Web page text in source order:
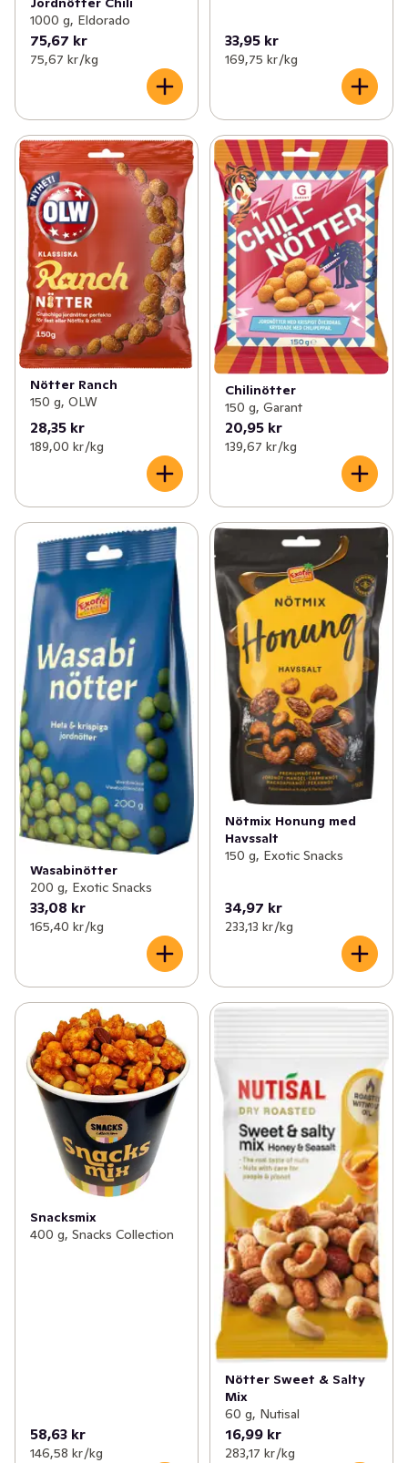
1000 g, Eldorado
75,67 kr
75,67 kr /kg
33,95 kr
169,75 kr /kg
Nötter Ranch
150 g, OLW
28,35 kr
189,00 kr /kg
Chilinötter
150 g, Garant
20,95 kr
139,67 kr /kg
Wasabinötter
200 g, Exotic Snacks
33,08 kr
165,40 kr /kg
Nötmix Honung med
Havssalt
150 g, Exotic Snacks
34,97 kr
233,13 kr /kg
Snacksmix
400 g, Snacks Collection
58,63 kr
146,58 kr /kg
Nötter Sweet & Salty
Mix
60 g, Nutisal
16,99 kr
283,17 kr /kg